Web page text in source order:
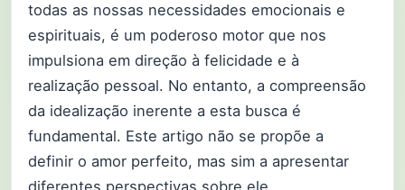
todas as nossas necessidades emocionais e
espirituais, é um poderoso motor que nos
impulsiona em direção à felicidade e à
realização pessoal. No entanto, a compreensão
da idealização inerente a esta busca é
fundamental. Este artigo não se propõe a
definir o amor perfeito, mas sim a apresentar